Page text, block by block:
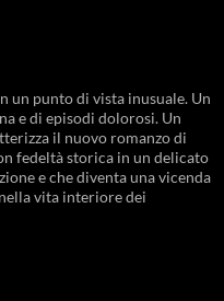
un punto di vista inusuale. Un
e di episodi dolorosi. Un
il nuovo romanzo di
fedeltà storica in un delicato
e che diventa una vicenda
vita interiore dei